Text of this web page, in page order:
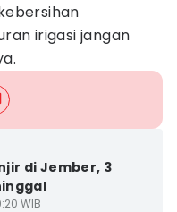
irigasi jangan
di Jember, 3
WIB